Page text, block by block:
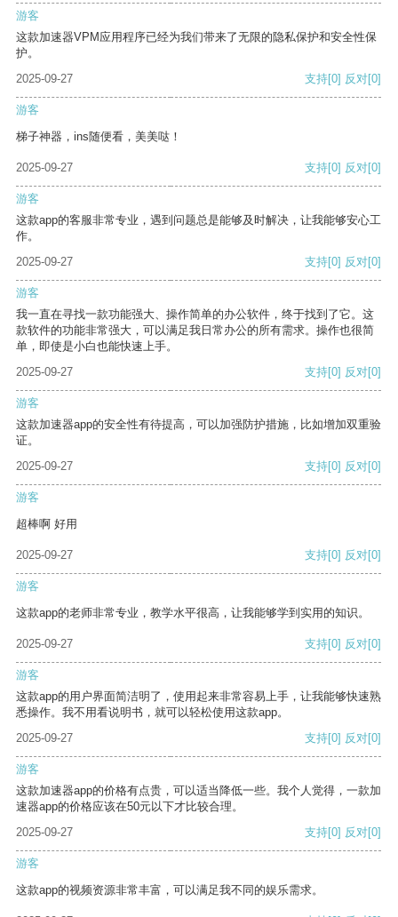
游客
这款加速器VPM应用程序已经为我们带来了无限的隐私保护和安全性保
护。
2025-09-27
支持[0] 反对[0]
游客
梯子神器，ins随便看，美美哒！
2025-09-27 支持[0] 反对[0]
游客
这款app的客服非常专业，遇到问题总是能够及时解决，让我能够安心工
作。
2025-09-27
支持[0] 反对[0]
游客
我一直在寻找一款功能强大、操作简单的办公软件，终于找到了它。这
款软件的功能非常强大，可以满足我日常办公的所有需求。操作也很简
单，即使是小白也能快速上手。
2025-09-27
支持[0] 反对[0]
游客
这款加速器app的安全性有待提高，可以加强防护措施，比如增加双重验
证。
2025-09-27
支持[0] 反对[0]
游客
超棒啊 好用
2025-09-27 支持[0] 反对[0]
游客
这款app的老师非常专业，教学水平很高，让我能够学到实用的知识。
2025-09-27 支持[0] 反对[0]
游客
这款app的用户界面简洁明了，使用起来非常容易上手，让我能够快速熟
悉操作。我不用看说明书，就可以轻松使用这款app。
2025-09-27
支持[0] 反对[0]
游客
这款加速器app的价格有点贵，可以适当降低一些。我个人觉得，一款加
速器app的价格应该在50元以下才比较合理。
2025-09-27
支持[0] 反对[0]
游客
这款app的视频资源非常丰富，可以满足我不同的娱乐需求。